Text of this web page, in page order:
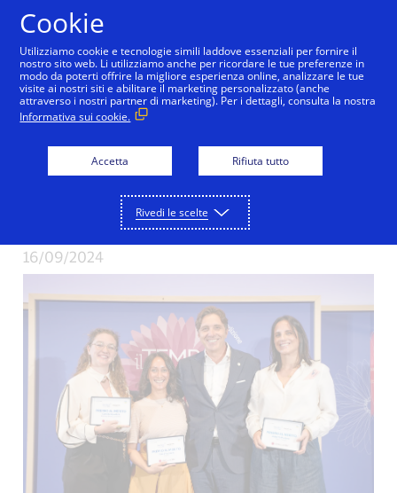
She’s Next, Visa
premia le
imprenditrici della
seconda edizione
16/09/2024
Cookie
Utilizziamo cookie e tecnologie simili laddove essenziali per fornire il
nostro sito web. Li utilizziamo anche per ricordare le tue preferenze in
modo da poterti offrire la migliore esperienza online, analizzare le tue
visite ai nostri siti e abilitare il marketing personalizzato (anche
attraverso i nostri partner di marketing). Per i dettagli, consulta la nostra
Informativa sui cookie.
Accetta Rifiuta tutto
Rivedi le scelte